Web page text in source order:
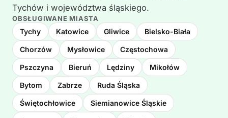
Tychów i województwa śląskiego.
OBSŁUGIWANE MIASTA
Tychy Katowice Gliwice Bielsko-Biała
Chorzów Mysłowice Częstochowa
Pszczyna Bieruń Lędziny Mikołów
Bytom Zabrze Ruda Śląska
Świętochłowice Siemianowice Śląskie